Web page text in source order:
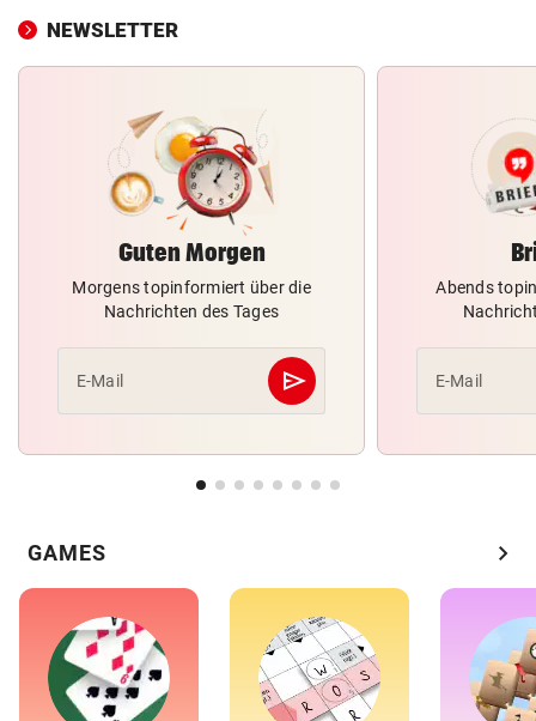
NEWSLETTER
Guten Morgen
Morgens topinformiert über die
Nachrichten des Tages
E-Mail send
Abschicken
Abends
E-Mail
GAMES chevron_right